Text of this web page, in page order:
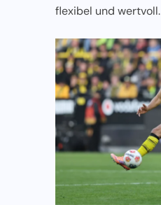
flexibel und wertvoll.